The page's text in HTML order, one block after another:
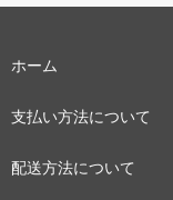
ホーム
支払い方法について
配送方法について